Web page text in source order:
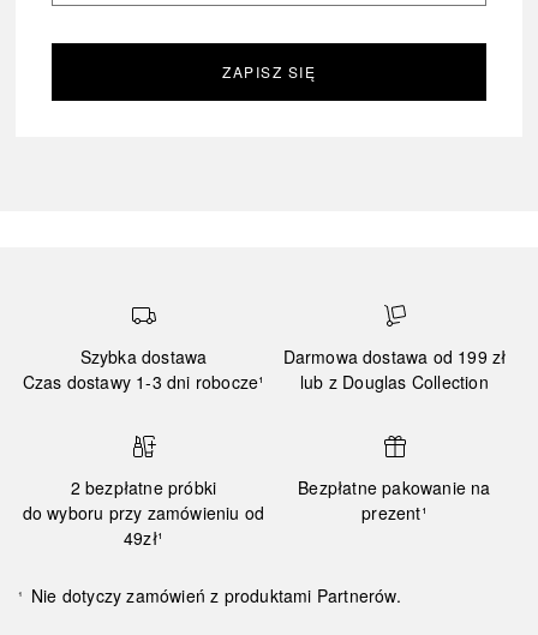
ZAPISZ SIĘ
Szybka dostawa
Czas dostawy 1-3 dni robocze¹
Darmowa dostawa od 199 zł
lub z Douglas Collection
2 bezpłatne próbki
do wyboru przy zamówieniu od
49zł¹
Bezpłatne pakowanie na
prezent¹
¹ Nie dotyczy zamówień z produktami Partnerów.